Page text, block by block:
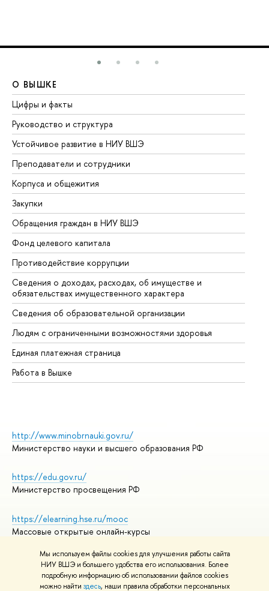
Мы используем файлы cookies для улучшения работы сайта
НИУ ВШЭ и большего удобства его использования. Более
подробную информацию об использовании файлов cookies
можно найти здесь, наши правила обработки персональных
О ВЫШКЕ
Цифры и факты
Руководство и структура
Устойчивое развитие в НИУ ВШЭ
Преподаватели и сотрудники
Корпуса и общежития
Закупки
Обращения граждан в НИУ ВШЭ
Фонд целевого капитала
Противодействие коррупции
Сведения о доходах, расходах, об имуществе и
обязательствах имущественного характера
Сведения об образовательной организации
Людям с ограниченными возможностями здоровья
Единая платежная страница
Работа в Вышке
http://www.minobrnauki.gov.ru/
Министерство науки и высшего образования РФ
https://edu.gov.ru/
Министерство просвещения РФ
https://elearning.hse.ru/mooc
Массовые открытые онлайн-курсы
© НИУ ВШЭ 1993–2026
Адреса и контакты